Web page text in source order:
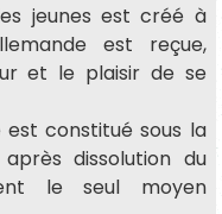
jeunes est créé à
est reçue,
et le plaisir de se
est constitué sous la
dissolution du
le seul moyen